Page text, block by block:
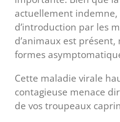
actuellement indemne,
d’introduction par les
d’animaux est
formes
Cette maladie virale
contagieuse menace
de vos troupeaux